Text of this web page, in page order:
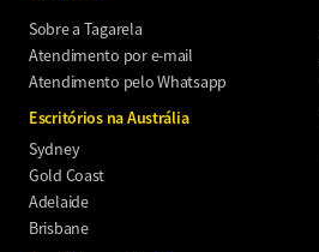
Sobre a Tagarela
Atendimento por e-mail
Atendimento pelo Whatsapp
Escritórios na Austrália
Sydney
Gold Coast
Adelaide
Brisbane